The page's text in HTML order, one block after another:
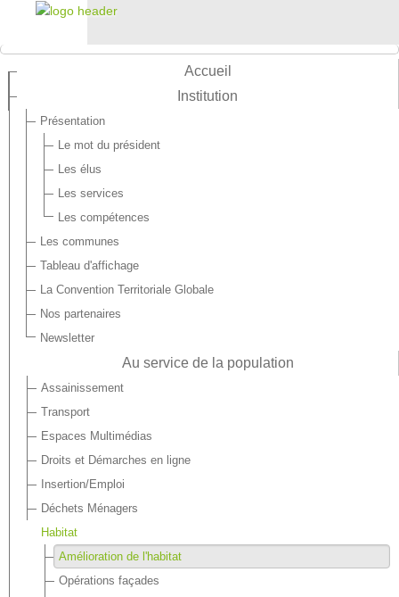
Accueil
Institution
Présentation
Le mot du président
Les élus
Les services
Les compétences
Les communes
Tableau d'affichage
La Convention Territoriale Globale
Nos partenaires
Newsletter
Au service de la population
Assainissement
Transport
Espaces Multimédias
Droits et Démarches en ligne
Insertion/Emploi
Déchets Ménagers
Habitat
Amélioration de l'habitat
Opérations façades